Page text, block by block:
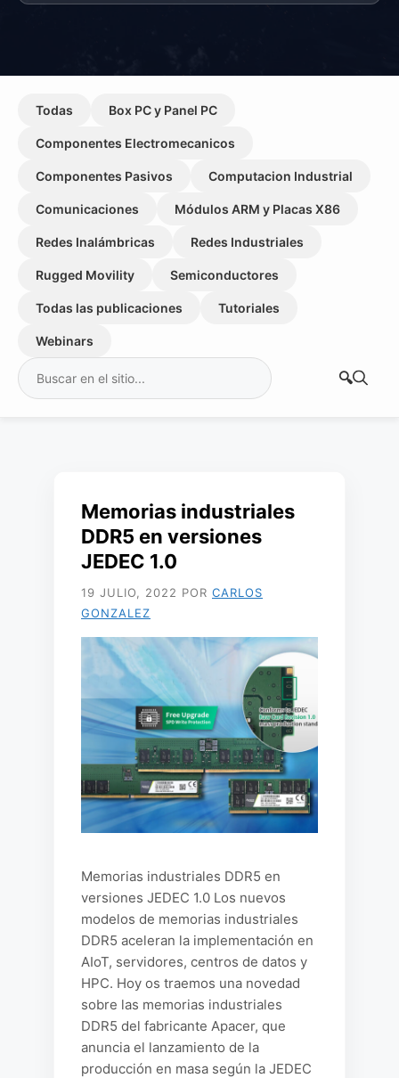
Todas Box PC y Panel PC
Componentes Electromecanicos
Componentes Pasivos Computacion Industrial
Comunicaciones Módulos ARM y Placas X86
Redes Inalámbricas Redes Industriales
Rugged Movility Semiconductores
Todas las publicaciones Tutoriales
Webinars
Buscar:
Memorias industriales
DDR5 en versiones
JEDEC 1.0
19 JULIO, 2022 POR CARLOS
GONZALEZ
Memorias industriales DDR5 en
versiones JEDEC 1.0 Los nuevos
modelos de memorias industriales
DDR5 aceleran la implementación en
AIoT, servidores, centros de datos y
HPC. Hoy os traemos una novedad
sobre las memorias industriales
DDR5 del fabricante Apacer, que
anuncia el lanzamiento de la
producción en masa según la JEDEC